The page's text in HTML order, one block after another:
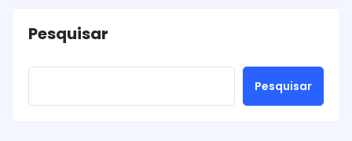
Pesquisar
Pesquisar